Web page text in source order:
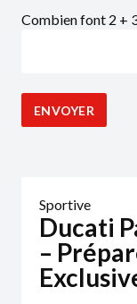
Combien font 2 +
Sportive
Ducati
–